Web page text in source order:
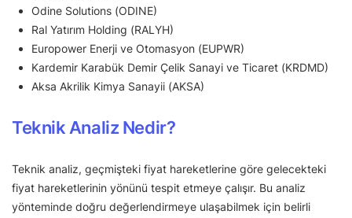
Odine Solutions (ODINE)
Ral Yatırım Holding (RALYH)
Europower Enerji ve Otomasyon (EUPWR)
Kardemir Karabük Demir Çelik Sanayi ve Ticaret (KRDMD)
Aksa Akrilik Kimya Sanayii (AKSA)
Teknik Analiz Nedir?
Teknik analiz, geçmişteki fiyat hareketlerine göre gelecekteki
fiyat hareketlerinin yönünü tespit etmeye çalışır. Bu analiz
yönteminde doğru değerlendirmeye ulaşabilmek için belirli